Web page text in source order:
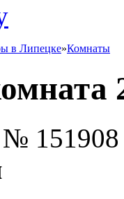
в Липецке»Комнаты
№ 151908